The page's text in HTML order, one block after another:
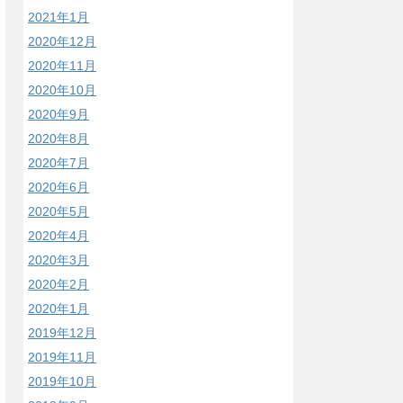
2021年1月
2020年12月
2020年11月
2020年10月
2020年9月
2020年8月
2020年7月
2020年6月
2020年5月
2020年4月
2020年3月
2020年2月
2020年1月
2019年12月
2019年11月
2019年10月